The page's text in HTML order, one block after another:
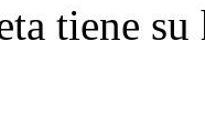
tiene